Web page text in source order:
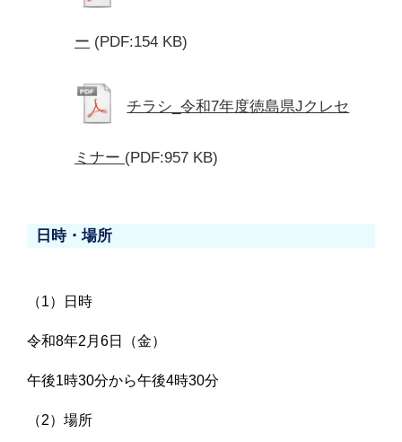
ー (PDF:154 KB)
チラシ_令和7年度徳島県Jクレセ
ミナー (PDF:957 KB)
日時・場所
（1）日時
令和8年2月6日（金）
午後1時30分から午後4時30分
（2）場所